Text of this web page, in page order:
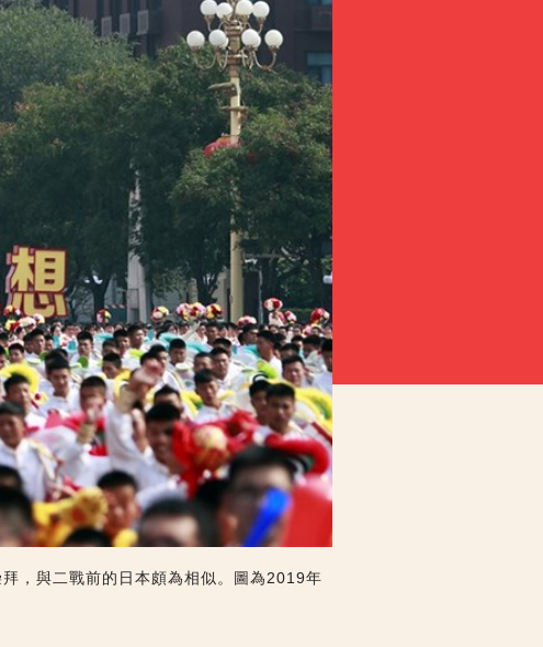
，與二戰前的日本頗為相似。圖為2019年